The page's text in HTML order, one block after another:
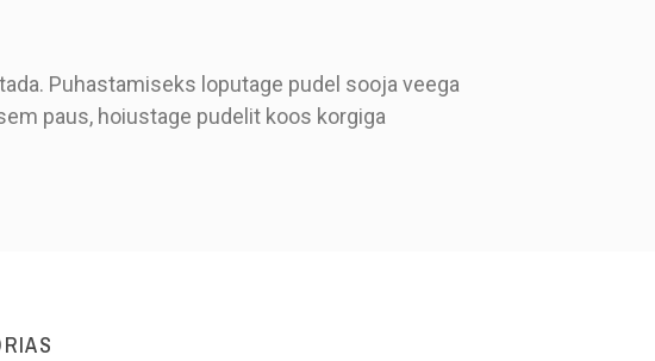
Puhastamiseks loputage pudel sooja veega
paus, hoiustage pudelit koos korgiga